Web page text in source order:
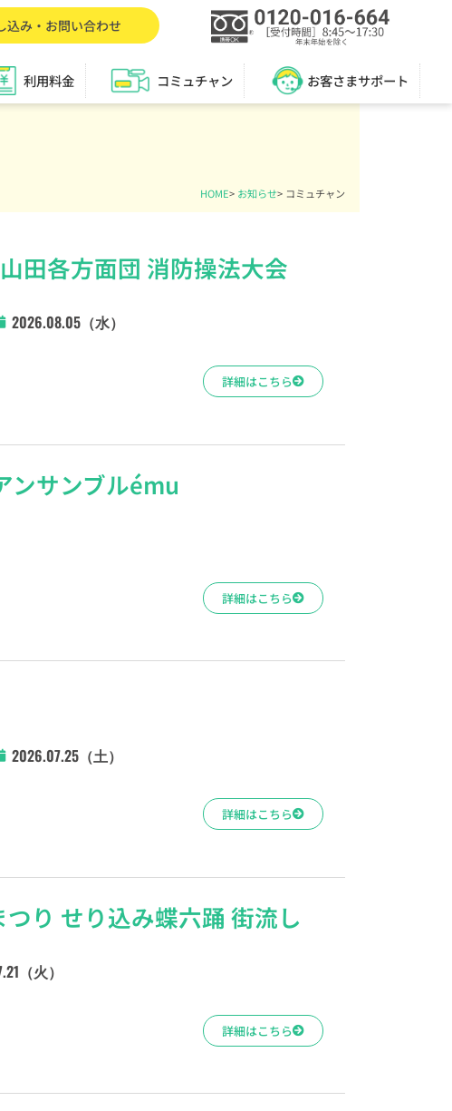
込み・お問い合わせ
利用料金 コミュチャン お客さまサポート
HOME> お知らせ> コミュチャン
田各方面団 消防操法大会
2026.08.05（水）
詳細はこちら
ンサンブルému
詳細はこちら
2026.07.25（土）
詳細はこちら
り せり込み蝶六踊 街流し
（火）
詳細はこちら